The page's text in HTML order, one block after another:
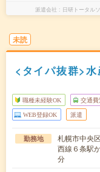
派遣会社 日研トータル
未読
<タイパ抜群>水
職種未経験OK 交通費
WEB登録OK 派遣
勤務地
札幌市中央
西線６条駅
分